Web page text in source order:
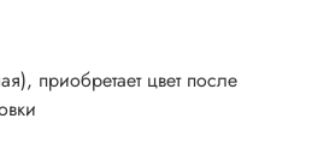
приобретает цвет после